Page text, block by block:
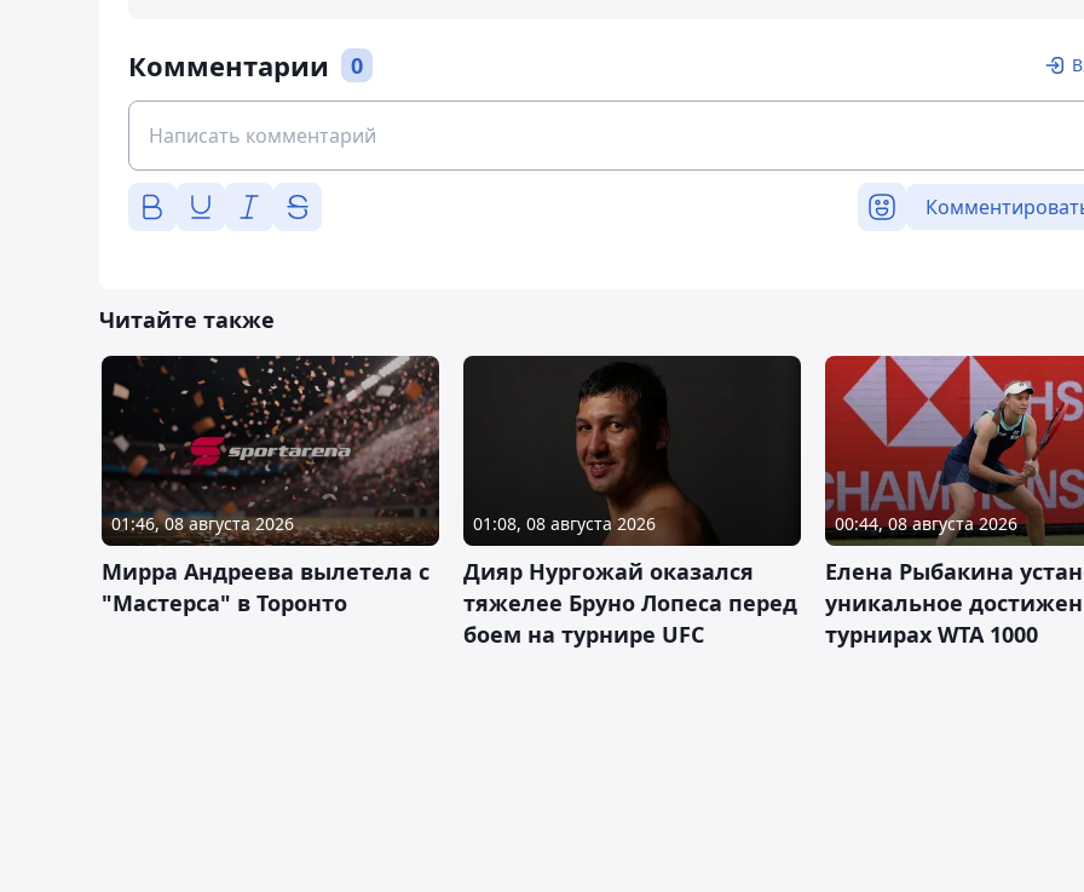
Комментарии 0
Читайте также
01:46, 08 августа 2026
Мирра Андреева вылетела с
"Мастерса" в Торонто
01:08, 08 августа 2026
Дияр Нургожай оказался
тяжелее Бруно Лопеса перед
боем на турнире UFC
00:44, 08 августа 2026
Елена Рыбакина
уникальное
турнирах WTA 1000